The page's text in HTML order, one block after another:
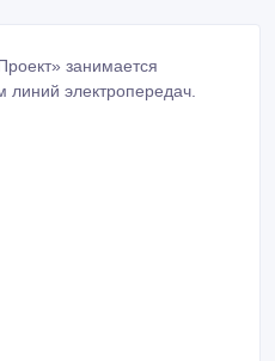
занимается
линий электропередач.